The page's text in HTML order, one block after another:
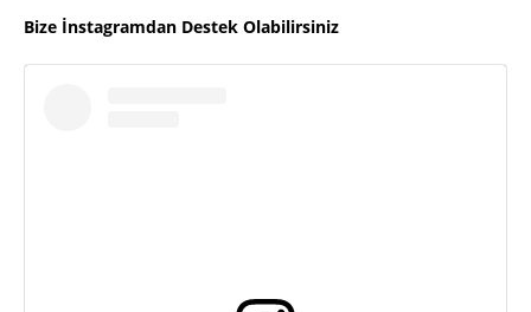
Bize İnstagramdan Destek Olabilirsiniz